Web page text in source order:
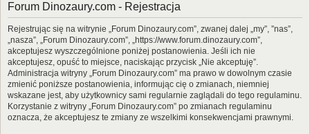
Forum Dinozaury.com - Rejestracja
Rejestrując się na witrynie „Forum Dinozaury.com”, zwanej dalej „my”, ”nas”,
„nasza”, „Forum Dinozaury.com”, „https://www.forum.dinozaury.com”,
akceptujesz wyszczególnione poniżej postanowienia. Jeśli ich nie
akceptujesz, opuść to miejsce, naciskając przycisk „Nie akceptuję”.
Administracja witryny „Forum Dinozaury.com” ma prawo w dowolnym czasie
zmienić poniższe postanowienia, informując cię o zmianach, niemniej
wskazane jest, aby użytkownicy sami regularnie zaglądali do tego regulaminu.
Korzystanie z witryny „Forum Dinozaury.com” po zmianach regulaminu
oznacza, że akceptujesz te zmiany ze wszelkimi konsekwencjami prawnymi.